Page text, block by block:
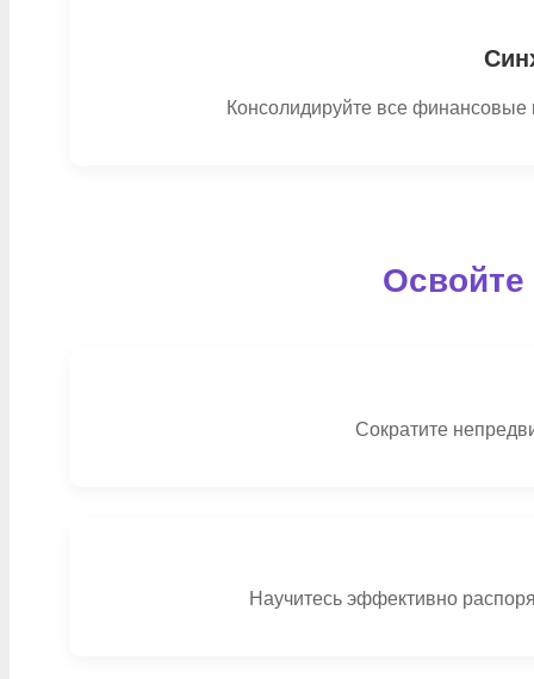
Консолидируйте все финансовые
Освойте
Сократите
Научитесь эффективно